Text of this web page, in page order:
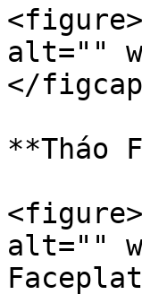
alt=""
</
**Tháo
alt=""